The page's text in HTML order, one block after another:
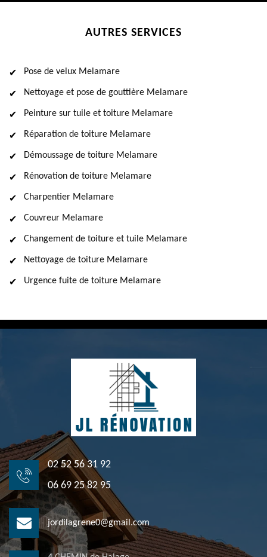
AUTRES SERVICES
Pose de velux Melamare
Nettoyage et pose de gouttière Melamare
Peinture sur tuile et toiture Melamare
Réparation de toiture Melamare
Démoussage de toiture Melamare
Rénovation de toiture Melamare
Charpentier Melamare
Couvreur Melamare
Changement de toiture et tuile Melamare
Nettoyage de toiture Melamare
Urgence fuite de toiture Melamare
02 52 56 31 92
06 69 25 82 95
jordilagrene0@gmail.com